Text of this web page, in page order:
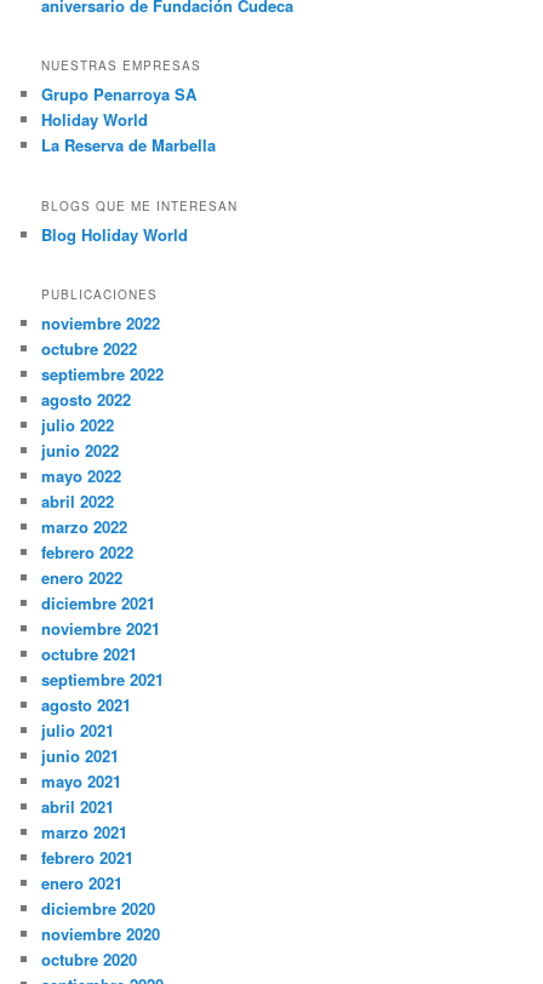
aniversario de Fundación Cudeca
NUESTRAS EMPRESAS
Grupo Penarroya SA
Holiday World
La Reserva de Marbella
BLOGS QUE ME INTERESAN
Blog Holiday World
PUBLICACIONES
noviembre 2022
octubre 2022
septiembre 2022
agosto 2022
julio 2022
junio 2022
mayo 2022
abril 2022
marzo 2022
febrero 2022
enero 2022
diciembre 2021
noviembre 2021
octubre 2021
septiembre 2021
agosto 2021
julio 2021
junio 2021
mayo 2021
abril 2021
marzo 2021
febrero 2021
enero 2021
diciembre 2020
noviembre 2020
octubre 2020